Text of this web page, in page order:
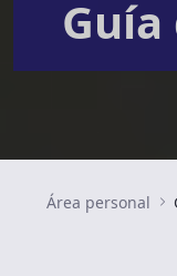
Área personal